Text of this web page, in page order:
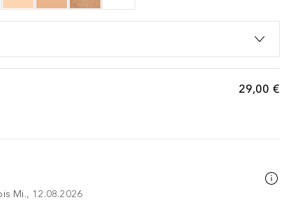
29,00 €
Mi., 12.08.2026